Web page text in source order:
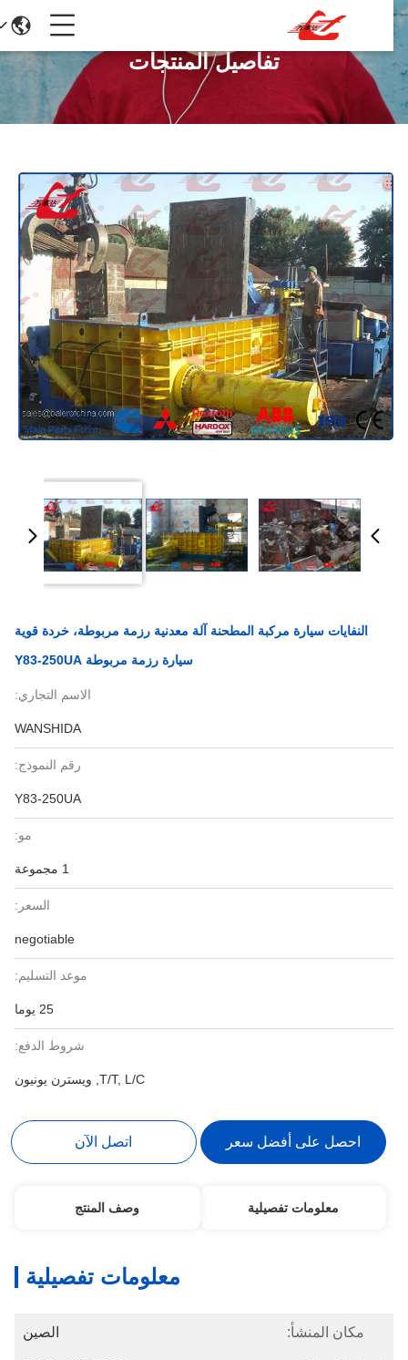
تفاصيل المنتجات
النفايات سيارة مركبة المطحنة آلة معدنية رزمة مربوطة، خردة قوية
سيارة رزمة مربوطة Y83-250UA
الاسم التجاري:
WANSHIDA
رقم النموذج:
Y83-250UA
مو:
السعر:
negotiable
موعد التسليم:
25 يوما
شروط الدفع:
T/T, L/C, ويسترن يونيون
احصل على أفضل سعر اتصل الآن
معلومات تفصيلية وصف المنتج
معلومات تفصيلية
مكان المنشأ: الصين